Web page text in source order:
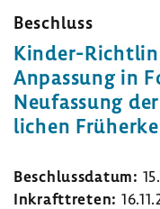
Beschluss
Kinder-​
Anpas­sung in
Neufas­sung
li­chen
Beschluss­datum:
Inkraft­treten: